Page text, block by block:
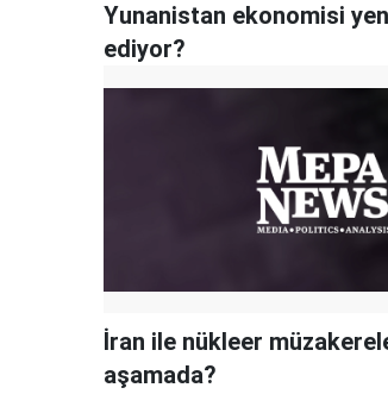
Yunanistan ekonomisi
ediyor?
İran ile nükleer
aşamada?